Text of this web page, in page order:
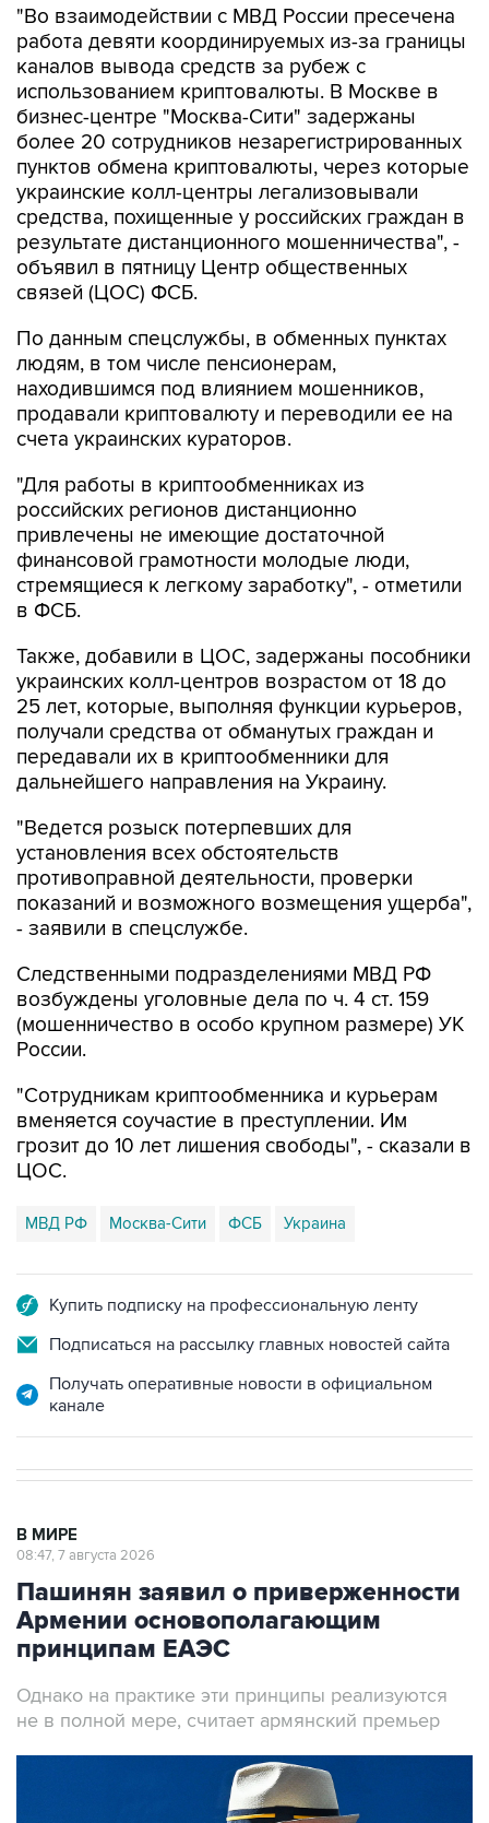
"Во взаимодействии с МВД России пресечена
работа девяти координируемых из-за границы
каналов вывода средств за рубеж с
использованием криптовалюты. В Москве в
бизнес-центре "Москва-Сити" задержаны
более 20 сотрудников незарегистрированных
пунктов обмена криптовалюты, через которые
украинские колл-центры легализовывали
средства, похищенные у российских граждан в
результате дистанционного мошенничества", -
объявил в пятницу Центр общественных
связей (ЦОС) ФСБ.
По данным спецслужбы, в обменных пунктах
людям, в том числе пенсионерам,
находившимся под влиянием мошенников,
продавали криптовалюту и переводили ее на
счета украинских кураторов.
"Для работы в криптообменниках из
российских регионов дистанционно
привлечены не имеющие достаточной
финансовой грамотности молодые люди,
стремящиеся к легкому заработку", - отметили
в ФСБ.
Также, добавили в ЦОС, задержаны пособники
украинских колл-центров возрастом от 18 до
25 лет, которые, выполняя функции курьеров,
получали средства от обманутых граждан и
передавали их в криптообменники для
дальнейшего направления на Украину.
"Ведется розыск потерпевших для
установления всех обстоятельств
противоправной деятельности, проверки
показаний и возможного возмещения ущерба",
- заявили в спецслужбе.
Следственными подразделениями МВД РФ
возбуждены уголовные дела по ч. 4 ст. 159
(мошенничество в особо крупном размере) УК
России.
"Сотрудникам криптообменника и курьерам
вменяется соучастие в преступлении. Им
грозит до 10 лет лишения свободы", - сказали в
ЦОС.
МВД РФ Москва-Сити ФСБ Украина
Купить подписку на профессиональную ленту
Подписаться на рассылку главных новостей сайта
Получать оперативные новости в официальном
канале
В МИРЕ
08:47, 7 августа 2026
Пашинян заявил о приверженности
Армении основополагающим
принципам ЕАЭС
Однако на практике эти принципы реализуются
не в полной мере, считает армянский премьер